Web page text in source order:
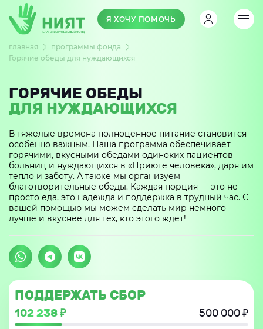
Я ХОЧУ ПОМОЧЬ
главная
программы фонда
Горячие обеды для нуждающихся
ГОРЯЧИЕ ОБЕДЫ
ДЛЯ НУЖДАЮЩИХСЯ
В тяжелые времена полноценное питание становится
особенно важным. Наша программа обеспечивает
горячими, вкусными обедами одиноких пациентов
больниц и нуждающихся в «Приюте человека», даря им
тепло и заботу. А также мы организуем
благотворительные обеды. Каждая порция — это не
просто еда, это надежда и поддержка в трудный час. С
вашей помощью мы можем сделать мир немного
лучше и вкуснее для тех, кто этого ждет!
ПОДДЕРЖАТЬ СБОР
102 238 ₽ 500 000 ₽